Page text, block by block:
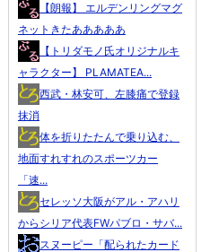
【朗報】 エルデンリングマグ
ネットきたあああああ
【トリダモノ氏オリジナルキ
ャラクター】 PLAMATEA...
西武・林安可、左膝痛で登録
抹消
体を折りたたんで乗り込む、
地面すれすれのスポーツカー
「速...
セレッソ大阪がアル・アハリ
からシリア代表FWパブロ・サバ...
スヌーピー「配られたカード